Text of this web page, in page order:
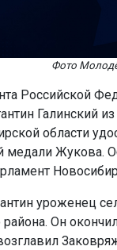
Фото
Российской
Галинский
области
медали Жукова.
уроженец
района. Он